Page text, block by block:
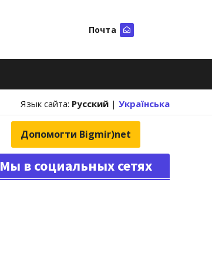
Почта
Язык сайта: Русский | Українська
Допомогти Bigmir)net
Мы в социальных сетях